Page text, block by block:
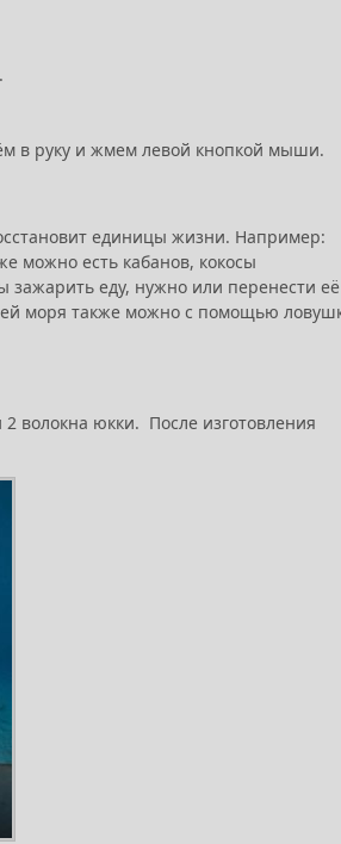
в руку и жмем левой кнопкой мыши.
единицы жизни. Например:
можно есть кабанов, кокосы
зажарить еду, нужно или перенести
моря также можно с помощью
волокна юкки. После изготовления